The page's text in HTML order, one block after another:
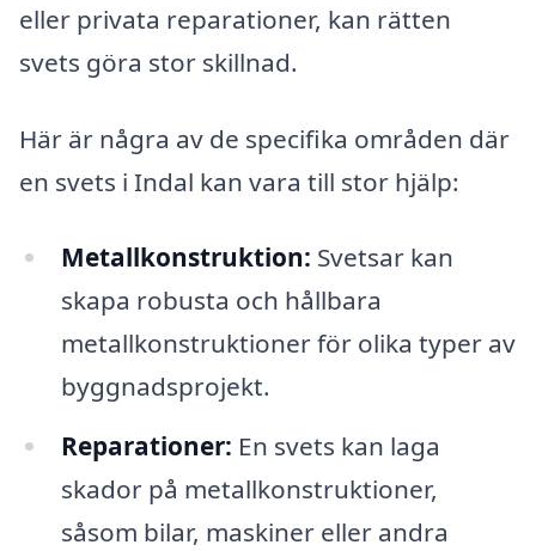
eller privata reparationer, kan rätten
svets göra stor skillnad.
Här är några av de specifika områden där
en svets i Indal kan vara till stor hjälp:
Metallkonstruktion: Svetsar kan
skapa robusta och hållbara
metallkonstruktioner för olika typer av
byggnadsprojekt.
Reparationer: En svets kan laga
skador på metallkonstruktioner,
såsom bilar, maskiner eller andra